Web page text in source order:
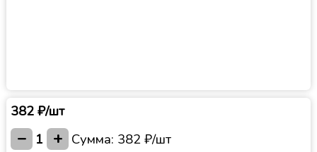
382 ₽/шт
− 1 + Сумма: 382 ₽/шт